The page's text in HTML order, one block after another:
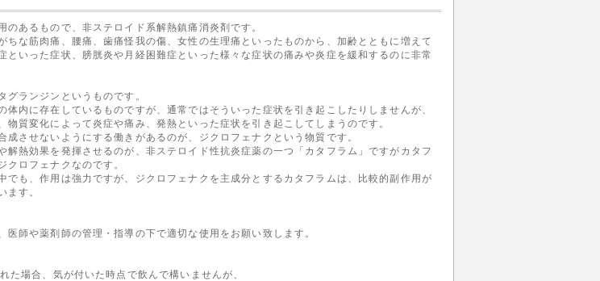
のあるもので、非ステロイド系解熱鎮痛消炎剤です。
ちな筋肉痛、腰痛、歯痛怪我の傷、女性の生理痛といったものから、加齢とともに増えて
といった症状、膀胱炎や月経困難症といった様々な症状の痛みや炎症を緩和するのに非常
グランジンというものです。
体内に存在しているものですが、通常ではそういった症状を引き起こしたりしませんが、
物質変化によって炎症や痛み、発熱といった症状を引き起こしてしまうのです。
成させないようにする働きがあるのが、ジクロフェナクという物質です。
解熱効果を発揮させるのが、非ステロイド性抗炎症薬の一つ「カタフラム」ですがカタフ
クロフェナクなのです。
でも、作用は強力ですが、ジクロフェナクを主成分とするカタフラムは、比較的副作用が
ます。
医師や薬剤師の管理・指導の下で適切な使用をお願い致します。
た場合、気が付いた時点で飲んで構いませんが、